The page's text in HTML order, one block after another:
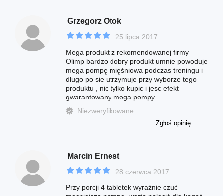
Grzegorz Otok
25 lipca 2017
Mega produkt z rekomendowanej firmy
Olimp bardzo dobry produkt umnie powoduje
mega pompę mięśniowa podczas treningu i
długo po sie utrzymuje przy wyborze tego
produktu , nic tylko kupic i jesc efekt
gwarantowany mega pompy.
Niezweryfikowane
Zgłoś opinię
Marcin Ernest
28 czerwca 2017
Przy porcji 4 tabletek wyraźnie czuć